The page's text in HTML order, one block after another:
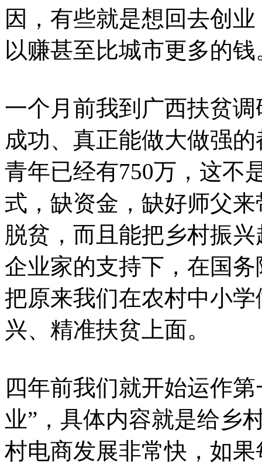
因，有些就是想回去创
以赚甚至比城市更多的钱
一个月前我到广西扶贫
成功、真正能做大做强
青年已经有750万，这不
式，缺资金，缺好师父
脱贫，而且能把乡村振
企业家的支持下，在国
把原来我们在农村中小
兴、精准扶贫上面。
四年前我们就开始运作
业”，具体内容就是给乡
村电商发展非常快，如